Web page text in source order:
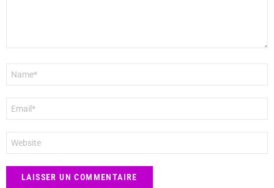
mail
*
web